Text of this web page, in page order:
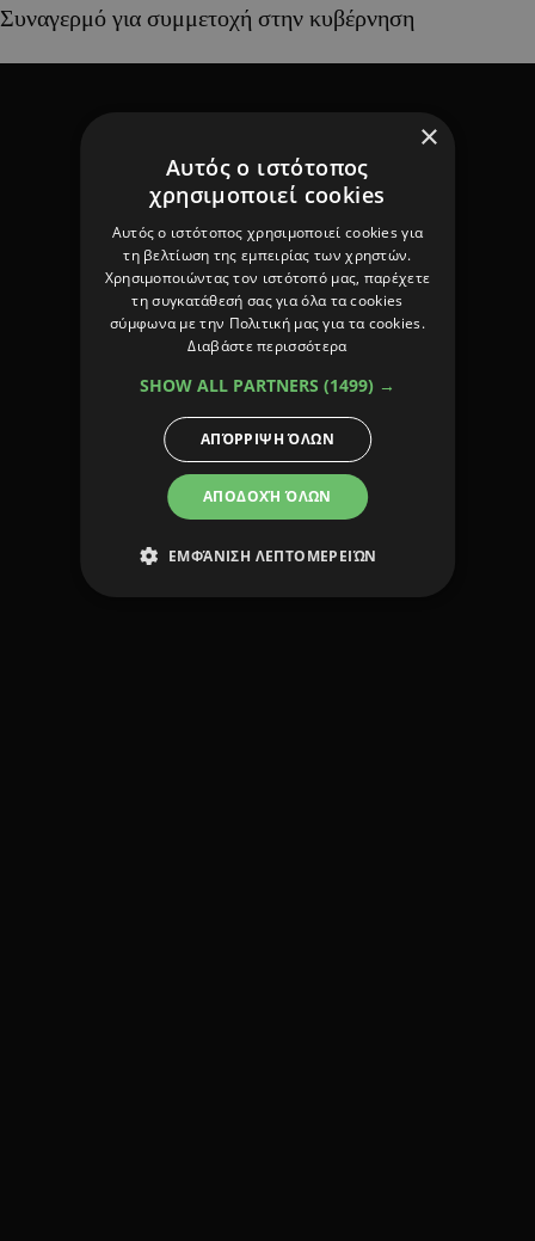
Συναγερμό για συμμετοχή στην κυβέρνηση
×
Αυτός ο ιστότοπος
χρησιμοποιεί cookies
Αυτός ο ιστότοπος χρησιμοποιεί cookies για
τη βελτίωση της εμπειρίας των χρηστών.
Χρησιμοποιώντας τον ιστότοπό μας, παρέχετε
τη συγκατάθεσή σας για όλα τα cookies
σύμφωνα με την Πολιτική μας για τα cookies.
Διαβάστε περισσότερα
SHOW ALL PARTNERS (1499) →
ΑΠΟΔΟΧΉ ΌΛΩΝ
ΑΠΌΡΡΙΨΗ ΌΛΩΝ
ΕΜΦΆΝΙΣΗ ΛΕΠΤΟΜΕΡΕΙΏΝ